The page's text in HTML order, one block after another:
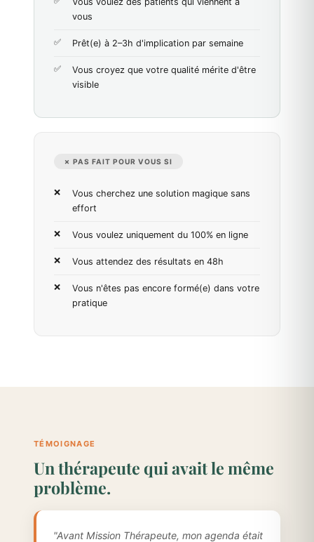
vous
Prêt(e) à 2–3h d'implication par semaine
Vous croyez que votre qualité mérite d'être
visible
✗ PAS FAIT POUR VOUS SI
Vous cherchez une solution magique sans
effort
Vous voulez uniquement du 100% en ligne
Vous attendez des résultats en 48h
Vous n'êtes pas encore formé(e) dans votre
pratique
TÉMOIGNAGE
Un thérapeute qui avait le même
problème.
"Avant Mission Thérapeute, mon agenda était